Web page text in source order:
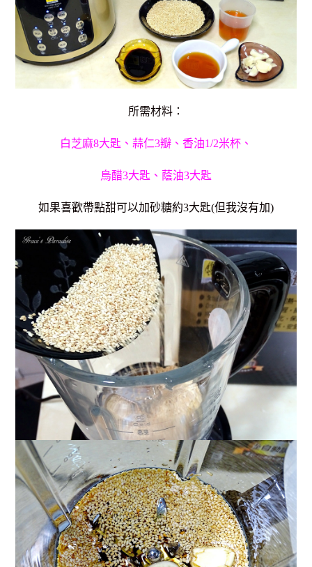
所需材料：
白芝麻8大匙、蒜仁3瓣、香油1/2米杯、
烏醋3大匙、蔭油3大匙
如果喜歡帶點甜可以加砂糖約3大匙(但我沒有加)